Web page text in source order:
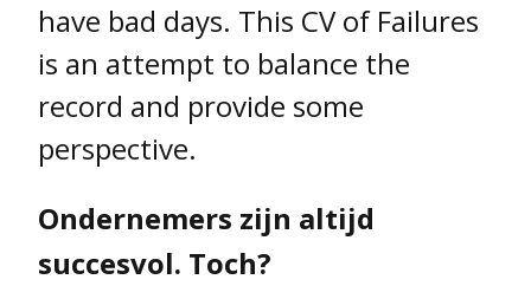
have bad days. This CV of Failures
is an attempt to balance the
record and provide some
perspective.
Ondernemers zijn altijd
succesvol. Toch?